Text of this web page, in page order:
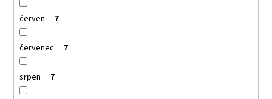
červen 7
červenec 7
srpen 7